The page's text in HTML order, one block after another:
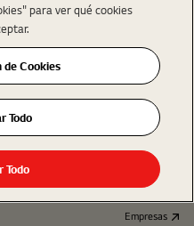
Empresas
para ver qué cookies
Cookies
Todo
Todo